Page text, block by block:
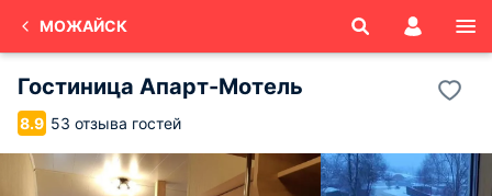
МОЖАЙСК
Гостиница Апарт-Мотель
8.9 53 отзыва гостей